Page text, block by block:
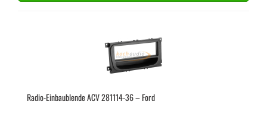
Radio-​​Ein­bau­blen­de ACV 281114-​​36 – Ford